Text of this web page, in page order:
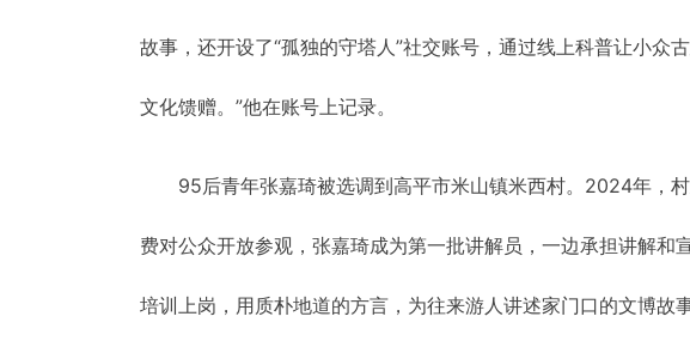
故事，还开设了“孤独的守塔人”社交账号，通过线上科普让小众
文化馈赠。”他在账号上记录。
95后青年张嘉琦被选调到高平市米山镇米西村。2024年，
费对公众开放参观，张嘉琦成为第一批讲解员，一边承担讲解
培训上岗，用质朴地道的方言，为往来游人讲述家门口的文博故事